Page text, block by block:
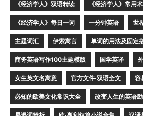
《经济学人》双语精读 《经济学人》常用
《经济学人》每日一词 一分钟英语 世
主题词汇 伊索寓言 单词的用法及固定
商务英语写作100主题模版 国学英译
女生英文名寓意 官方文件·双语全文 容
必知的欧美文化常识大全 改变人生的英语